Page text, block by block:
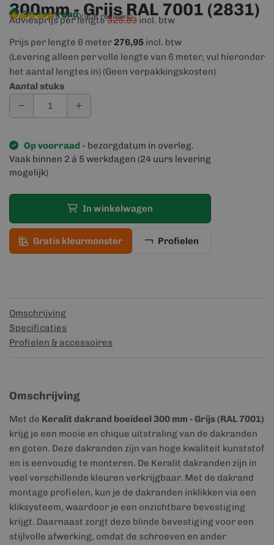
300mm - Grijs RAL 7001 (2831)
Op voorraad
9,4/10(906 reviews)
Adviesprijs per lengte325,83 incl. btw
Prijs per lengte 6 meter 276,95 incl. btw
(Levering alleen per volle lengte van 6 meter, vul hieronder
het aantal lengtes in) (Geen verpakkingskosten)
Aantal stuks
Op voorraad - bezorgdatum in overleg.
Vaak binnen 2 á 5 werkdagen (24 uurs levering
mogelijk)
In winkelwagen
Gratis kleurmonster Profielen
Omschrijving
Specificaties
Profielen & accessoires
Omschrijving
Met de Keralit dakrand boeideel 300 mm - Grijs (RAL 7001)
krijg je een mooie en chique uitstraling van de dakranden
en goten. Deze dakranden zijn van hoge kwaliteit kunststof
en is eenvoudig te monteren. De Keralit dakranden zijn in
veel verschillende kleuren verkrijgbaar. Met de dakrand
montage profielen, kun je de dakranden inklikken via een
kliksysteem, waardoor je een onzichtbare bevestiging
krijgt. Daarnaast zorgt deze blinde bevestiging voor een
stijlvolle afwerking, omdat de schroeven en ander